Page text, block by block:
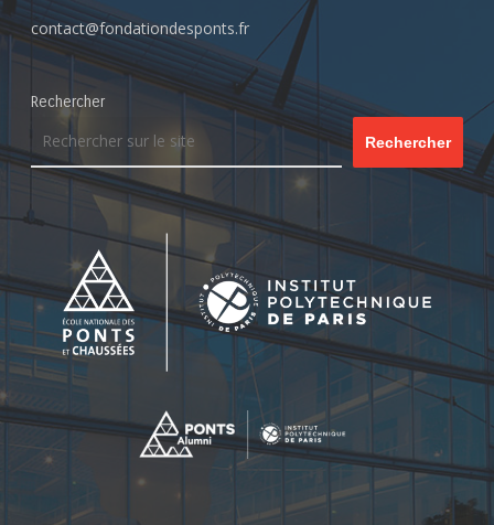
contact@fondationdesponts.fr
Rechercher
Rechercher